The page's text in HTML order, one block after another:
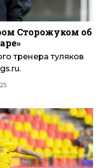
Сторожуком об
тренера туляков